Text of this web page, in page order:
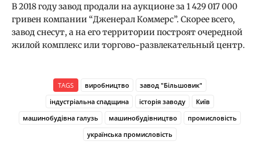
В 2018 году завод продали на аукционе за 1 429 017 000
гривен компании “Дженерал Коммерс”. Скорее всего,
завод снесут, а на его территории построят очередной
жилой комплекс или торгово-развлекательный центр.
TAGS виробництво
завод "Більшовик"
індустріальна спадщина
історія заводу
Київ
машинобудівна галузь
машинобудівництво
промисловість
українська промисловість